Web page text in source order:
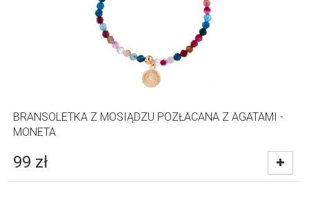
BRANSOLETKA Z MOSIĄDZU POZŁACANA Z AGATAMI -
MONETA
99 zł